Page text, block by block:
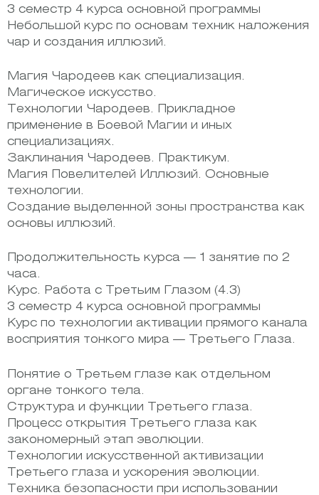
3 семестр 4 курса основной программы
Небольшой курс по основам техник наложения
чар и создания иллюзий.
Магия Чародеев как специализация.
Магическое искусство.
Технологии Чародеев. Прикладное
применение в Боевой Магии и иных
специализациях.
Заклинания Чародеев. Практикум.
Магия Повелителей Иллюзий. Основные
технологии.
Создание выделенной зоны пространства как
основы иллюзий.
Продолжительность курса — 1 занятие по 2
часа.
Курс. Работа с Третьим Глазом (4.3)
3 семестр 4 курса основной программы
Курс по технологии активации прямого канала
восприятия тонкого мира — Третьего Глаза.
Понятие о Третьем глазе как отдельном
органе тонкого тела.
Структура и функции Третьего глаза.
Процесс открытия Третьего глаза как
закономерный этап эволюции.
Технологии искусственной активизации
Третьего глаза и ускорения эволюции.
Техника безопасности при использовании